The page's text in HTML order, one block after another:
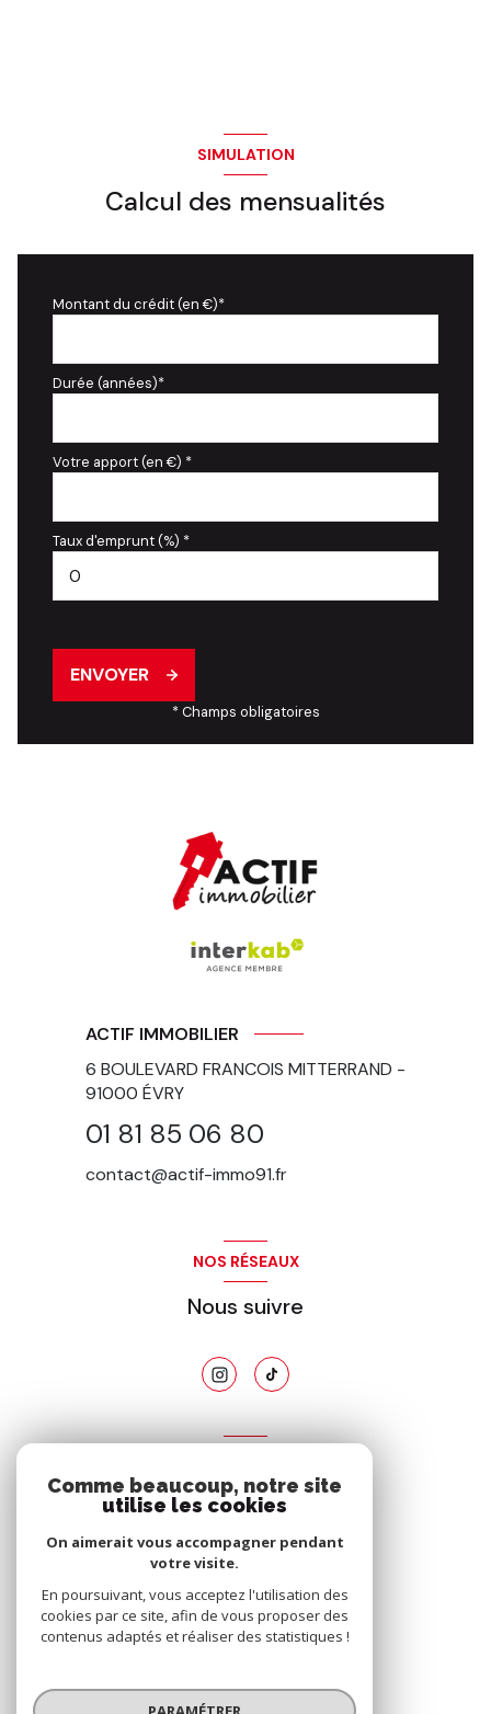
SIMULATION
Calcul des mensualités
Montant du crédit (en €)*
Durée (années)*
Votre apport (en €) *
Taux d'emprunt (%) *
ENVOYER
* Champs obligatoires
ACTIF IMMOBILIER
6 BOULEVARD FRANCOIS MITTERRAND -
91000 ÉVRY
01 81 85 06 80
contact@actif-immo91.fr
NOS RÉSEAUX
Nous suivre
Nous adhérons
© 2026 | Tous droits réservés
Comme beaucoup, notre site
utilise les cookies
On aimerait vous accompagner pendant
votre visite.
En poursuivant, vous acceptez l'utilisation des
cookies par ce site, afin de vous proposer des
contenus adaptés et réaliser des statistiques !